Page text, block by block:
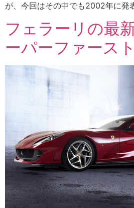
が、今回はその中でも2002年に
フェラーリの最
ーパーファースト